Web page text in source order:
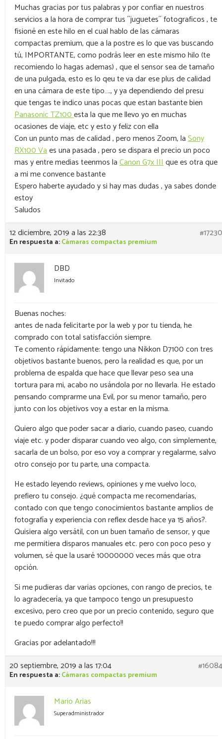
Muchas gracias por tus palabras y por confiar en nuestros
servicios a la hora de comprar tus ´´juguetes´´ fotograficos , te
fisioné en este hilo en el cual hablo de las cámaras
compactas premium, que a la postre es lo que vas buscando
tú, IMPORTANTE, como podrás leer en este mismo hilo (te
recomiendo lo hagas ademas) , que el sensor sea de tamaño
de una pulgada, esto es lo qeu te va dar ese plus de calidad
en una cámara de este tipo…., y ya dependiendo del presu
que tengas te indico unas pocas que estan bastante bien
Panasonic TZ100esta la que me llevo yo en muchas
ocasiones de viaje, etc y esto y feliz con ella
Con un punto mas de calidad , pero menos Zoom, laSony
RX100 Vaes una pasada , pero se dispara el precio un poco
mas y entre medias teenmos laCanon G7x IIIque es otra que
a mi me convence bastante
Espero haberte ayudado y si hay mas dudas , ya sabes donde
estoy
Saludos
12 diciembre, 2019 a las 22:38
#17230
En respuesta a:Cámaras compactas premium
DBD
Invitado
Buenas noches:
antes de nada felicitarte por la web y por tu tienda, he
comprado con total satisfacción siempre.
Te comento rápidamente: tengo una Nikkon D7100 con tres
objetivos bastante buenos, pero la realidad es que, por un
problema de espalda que hace que llevar peso sea una
tortura para mi, acabo no usándola por no llevarla. He estado
pensando comprarme una Evil, por su menor tamaño, pero
junto con los objetivos voy a estar en la misma.
Quiero algo que poder sacar a diario, cuando paseo, cuando
viaje etc. y poder disparar cuando veo algo, con simplemente,
sacarla de un bolso, por eso voy a comprar y regalarme, salvo
otro consejo por tu parte, una compacta.
He estado leyendo reviews, opiniones y me vuelvo loco,
prefiero tu consejo. ¿qué compacta me recomendarías,
contado con que tengo conocimientos bastante amplios de
fotografía y experiencia con reflex desde hace ya 15 años?.
Quisiera algo versátil, con un buen tamaño de sensor, y que
me permitiera disparos manuales etc. pero con poco peso y
volumen, sé que la usaré 10000000 veces más que otra
opción.
Si me pudieras dar varias opciones, con rango de precios, te
lo agradecería, ya que tampoco tengo un presupuesto
excesivo, pero creo que por un precio contenido, seguro que
te puedo comprar algo perfecto!!
Gracias por adelantado!!!
20 septiembre, 2019 a las 17:04
#16084
En respuesta a:Cámaras compactas premium
Mario Arias
Superadministrador